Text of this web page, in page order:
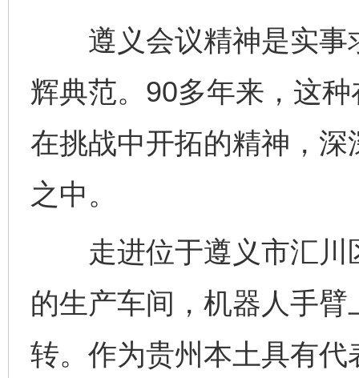
遵义会议精神是实事
辉典范。90多年来，这
在挑战中开拓的精神，
之中。
走进位于遵义市汇川
的生产车间，机器人手
转。作为贵州本土具有